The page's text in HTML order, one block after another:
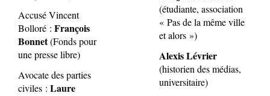
Accusé Vincent
Bolloré : François
Bonnet(Fonds pour
une presse libre)
Avocate des parties
civiles : Laure
(étudiante, association
« Pas de la même ville
et alors »)
Alexis Lévrier
(historien des médias,
universitaire)